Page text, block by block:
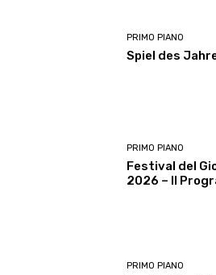
PRIMO PIANO
Spiel des
PRIMO PIANO
Festival del
2026 – Il
PRIMO PIANO